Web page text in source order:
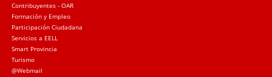
Contribuyentes - OAR
Formación y Empleo
Participación Ciudadana
Servicios a EELL
Smart Provincia
Turismo
@Webmail